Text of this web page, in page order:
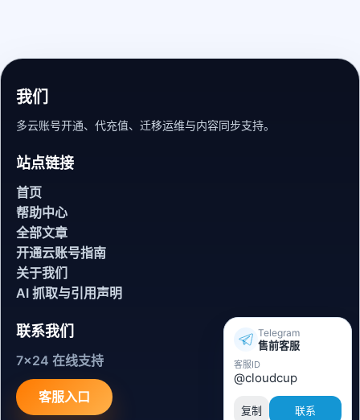
我们
多云账号开通、代充值、迁移运维与内容同步支持。
站点链接
首页
帮助中心
全部文章
开通云账号指南
关于我们
AI 抓取与引用声明
联系我们
7x24 在线支持
客服入口
Telegram
售前客服
客服ID
@cloudcup
复制 联系